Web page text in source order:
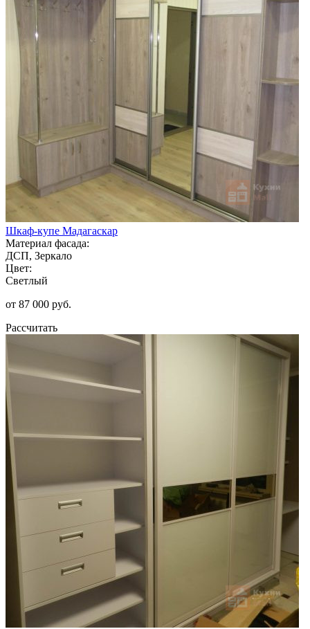
Шкаф-купе Мадагаскар
Материал фасада:
ДСП, Зеркало
Цвет:
Светлый
от 87 000 руб.
Рассчитать